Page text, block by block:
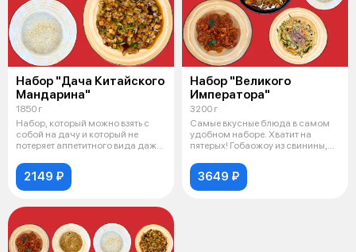
Набор "Дача Китайского
Мандарина"
1850 г
Набор, который можно взять с
собой на дачу и который не
потеряет аппетитного вида даже
2149 ₽
Набор "Великого
Императора"
3200 г
Самые вкусные блюда в самом
удобном наборе. Хватит на
пятерых! Гобаожоу из свинины,
3649 ₽